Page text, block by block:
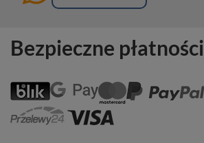
Bezpieczne płatności